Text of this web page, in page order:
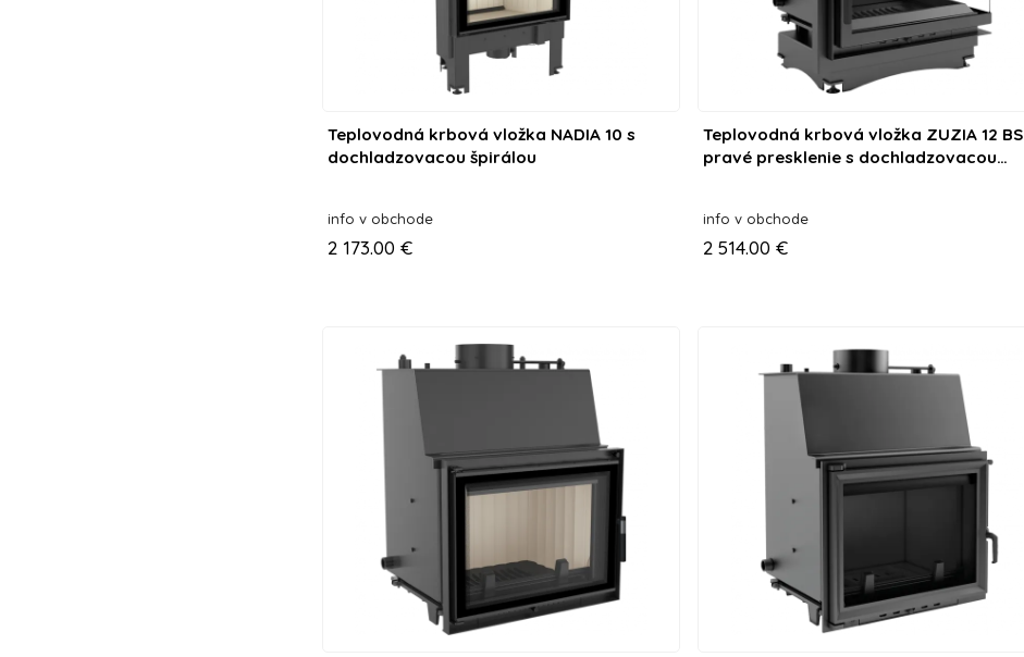
Teplovodná krbová vložka NADIA 10 s
dochladzovacou špirálou
info v obchode
2 173.00 €
Teplovodná krbová vložka ZUZIA 12 BS
pravé presklenie s dochladzovacou
info v obchode
2 514.00 €